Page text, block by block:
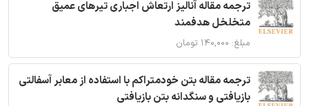
ترجمه مقاله آنالیز ارتعاش اجباری تیرهای عمیق
متخلخل هدفمند
مبلغ: ۱۴۰,۰۰۰ تومان
ترجمه مقاله بتن خودمتراکم با استفاده از معابر آسفالتی
بازیافتی و سنگدانه بتن بازیافتی